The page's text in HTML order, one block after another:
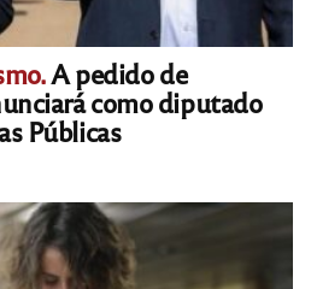
A pedido de
como diputado
Públicas